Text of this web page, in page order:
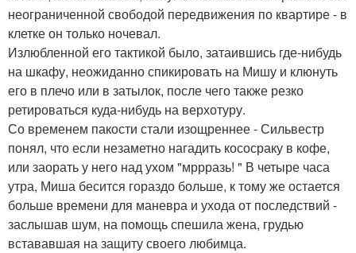
неограниченной свободой передвижения по квартире - в
клетке он только ночевал.
Излюбленной его тактикой было, затаившись где-нибудь
на шкафу, неожиданно спикировать на Мишу и клюнуть
его в плечо или в затылок, после чего также резко
ретироваться куда-нибудь на верхотуру.
Со временем пакости стали изощреннее - Сильвестр
понял, что если незаметно нагадить кососраку в кофе,
или заорать у него над ухом "мррразь! " В четыре часа
утра, Миша бесится гораздо больше, к тому же остается
больше времени для маневра и ухода от последствий -
заслышав шум, на помощь спешила жена, грудью
встававшая на защиту своего любимца.